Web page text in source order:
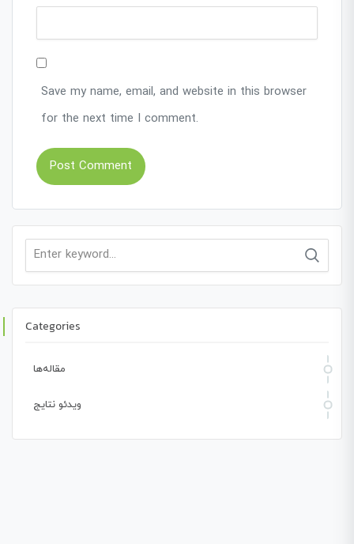
Save my name, email, and website in this browser
for the next time I comment.
Search
Categories
مقاله‌ها
ویدئو نتایج